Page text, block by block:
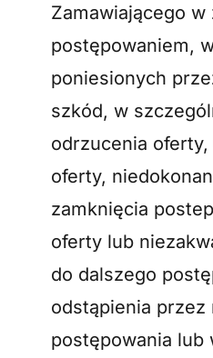
Zamawiającego
postępowaniem,
poniesionych
szkód, w
odrzucenia
oferty,
zamknięcia
oferty lub
do dalszego
odstąpienia przez
postępowania lub